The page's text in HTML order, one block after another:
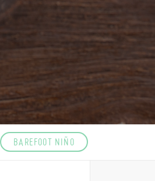
BAREFOOT NIÑO